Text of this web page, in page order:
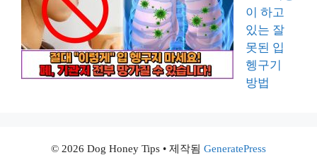
이 하고
있는 잘
못된 입
헹구기
방법
© 2026 Dog Honey Tips • 제작됨 GeneratePress